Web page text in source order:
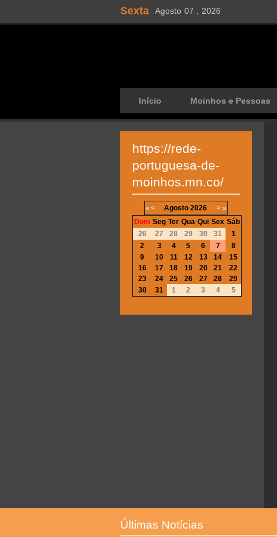
Sexta Agosto 07 , 2026
Início Moinhos e Pessoas
https://rede-
portuguesa-de-
moinhos.mn.co/
« < Agosto 2026 > »
Dom Seg Ter Qua Qui Sex Sáb
26
27 28 29 30 31
1
2
3 4 5 6 7
8
9
10 11 12 13 14
15
16
17 18 19 20 21
22
23
24 25 26 27 28
29
30
31 1 2 3 4 5
Últimas Notícias